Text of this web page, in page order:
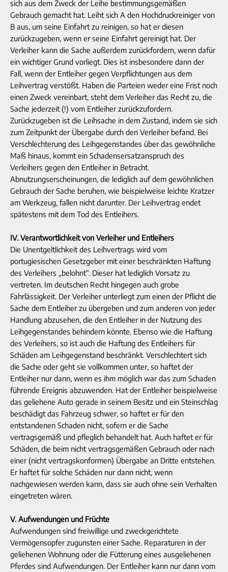
sich aus dem Zweck der Leihe bestimmungsgemäßen
Gebrauch gemacht hat. Leiht sich A den Hochdruckreiniger von
B aus, um seine Einfahrt zu reinigen, so hat er diesen
zurückzugeben, wenn er seine Einfahrt gereinigt hat. Der
Verleiher kann die Sache außerdem zurückfordern, wenn dafür
ein wichtiger Grund vorliegt. Dies ist insbesondere dann der
Fall, wenn der Entleiher gegen Verpflichtungen aus dem
Leihvertrag verstößt. Haben die Parteien weder eine Frist noch
einen Zweck vereinbart, steht dem Verleiher das Recht zu, die
Sache jederzeit (!) vom Entleiher zurückzufordern.
Zurückzugeben ist die Leihsache in dem Zustand, indem sie sich
zum Zeitpunkt der Übergabe durch den Verleiher befand. Bei
Verschlechterung des Leihgegenstandes über das gewöhnliche
Maß hinaus, kommt ein Schadensersatzanspruch des
Verleihers gegen den Entleiher in Betracht.
Abnutzungserscheinungen, die lediglich auf dem gewöhnlichen
Gebrauch der Sache beruhen, wie beispielweise leichte Kratzer
am Werkzeug, fallen nicht darunter. Der Leihvertrag endet
spätestens mit dem Tod des Entleihers.
IV. Verantwortlichkeit von Verleiher und Entleihers
Die Unentgeltlichkeit des Leihvertrags wird vom
portugiesischen Gesetzgeber mit einer beschränkten Haftung
des Verleihers „belohnt“. Dieser hat lediglich Vorsatz zu
vertreten. Im deutschen Recht hingegen auch grobe
Fahrlässigkeit. Der Verleiher unterliegt zum einen der Pflicht die
Sache dem Entleiher zu übergeben und zum anderen von jeder
Handlung abzusehen, die den Entleiher in der Nutzung des
Leihgegenstandes behindern könnte. Ebenso wie die Haftung
des Verleihers, so ist auch die Haftung des Entleihers für
Schäden am Leihgegenstand beschränkt. Verschlechtert sich
die Sache oder geht sie vollkommen unter, so haftet der
Entleiher nur dann, wenn es ihm möglich war das zum Schaden
führende Ereignis abzuwenden. Hat der Entleiher beispielweise
das geliehene Auto gerade in seinem Besitz und ein Steinschlag
beschädigt das Fahrzeug schwer, so haftet er für den
entstandenen Schaden nicht, sofern er die Sache
vertragsgemäß und pfleglich behandelt hat. Auch haftet er für
Schäden, die beim nicht vertragsgemäßen Gebrauch oder nach
einer (nicht vertragskonformen) Übergabe an Dritte entstehen.
Er haftet für solche Schäden nur dann nicht, wenn
nachgewiesen werden kann, dass sie auch ohne sein Verhalten
eingetreten wären.
V. Aufwendungen und Früchte
Aufwendungen sind freiwillige und zweckgerichtete
Vermögensopfer zugunsten einer Sache. Reparaturen in der
geliehenen Wohnung oder die Fütterung eines ausgeliehenen
Pferdes sind Aufwendungen. Der Entleiher kann nur dann vom